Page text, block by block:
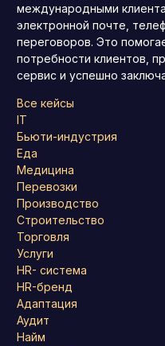
международными
электронной почте,
переговоров. Это
потребности клиентов,
сервис и успешно
Все кейсы
IT
Бьюти-индустрия
Еда
Медицина
Перевозки
Производство
Строительство
Торговля
Услуги
HR- система
HR-бренд
Адаптация
Аудит
Найм